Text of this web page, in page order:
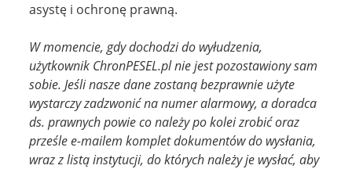
asystę i ochronę prawną.
W momencie, gdy dochodzi do wyłudzenia,
użytkownik ChronPESEL.pl nie jest pozostawiony sam
sobie. Jeśli nasze dane zostaną bezprawnie użyte
wystarczy zadzwonić na numer alarmowy, a doradca
ds. prawnych powie co należy po kolei zrobić oraz
prześle e-mailem komplet dokumentów do wysłania,
wraz z listą instytucji, do których należy je wysłać, aby